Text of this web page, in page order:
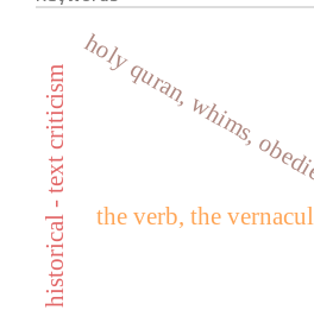
holy quran, whims, obedience
historical - text criticism the verb, the